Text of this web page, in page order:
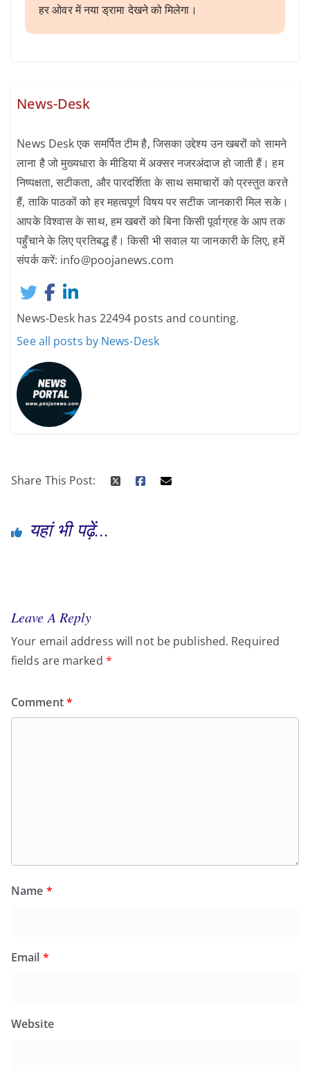
हर ओवर में नया ड्रामा देखने को मिलेगा।
News-Desk
News Desk एक समर्पित टीम है, जिसका उद्देश्य उन खबरों को सामने
लाना है जो मुख्यधारा के मीडिया में अक्सर नजरअंदाज हो जाती हैं। हम
निष्पक्षता, सटीकता, और पारदर्शिता के साथ समाचारों को प्रस्तुत करते
हैं, ताकि पाठकों को हर महत्वपूर्ण विषय पर सटीक जानकारी मिल सके।
आपके विश्वास के साथ, हम खबरों को बिना किसी पूर्वाग्रह के आप तक
पहुँचाने के लिए प्रतिबद्ध हैं। किसी भी सवाल या जानकारी के लिए, हमें
संपर्क करें: info@poojanews.com
News-Desk has 22494 posts and counting.
See all posts by News-Desk
Share This Post:
यहां भी पढ़ें...
Leave A Reply
Your email address will not be published. Required
fields are marked *
Comment*
Name *
Email *
Website